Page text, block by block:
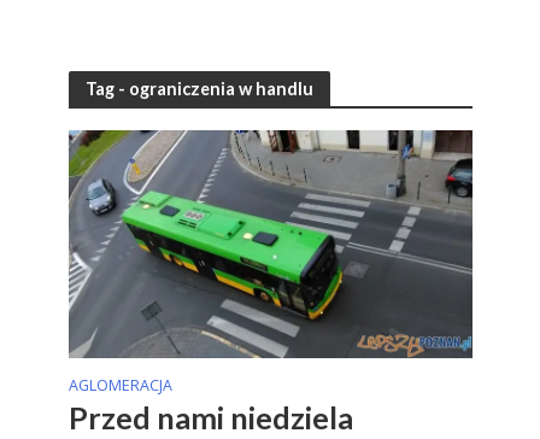
Tag - ograniczenia w handlu
AGLOMERACJA
Przed nami niedziela